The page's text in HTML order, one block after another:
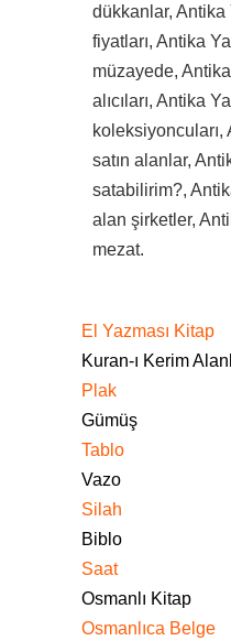
dükkanlar, Antika
fiyatları, Antika
müzayede,
alıcıları, Antika
koleksiyoncuları,
satın alanlar,
satabilirim?,
alan şirketler,
mezat.
El Yazması Kitap
Kuran-ı Kerim
Plak
Gümüş
Tablo
Vazo
Silah
Biblo
Saat
Osmanlı Kitap
Osmanlıca Belge